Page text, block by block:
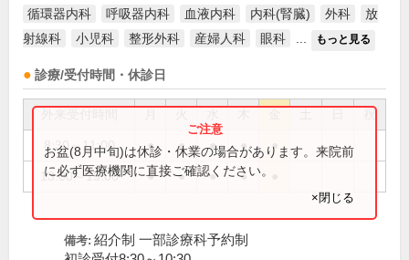
循環器内科 呼吸器内科 血液内科 内科(腎臓) 外科
放
射線科
小児科 整形外科 産婦人科 眼科 もっと見る
診療/受付時間・休診日
祝
8:30～11:00 ● ● ● ● ●
13:00～15:00 ● ● ● ●
お盆(8月中旬)は休診・休業の場合があります。来院前
に必ず医療機関に直接ご確認ください。
×閉じる
備考: 紹介制 一部診療科予約制